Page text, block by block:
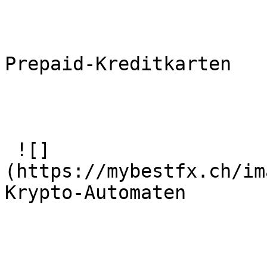
Prepaid-Kreditkarten
(https://mybestfx.ch/
Krypto-Automaten